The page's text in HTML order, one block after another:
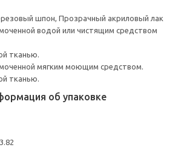
шпон, Прозрачный акриловый лак
водой или чистящим средством
тканью.
мягким моющим средством.
тканью.
об упаковке